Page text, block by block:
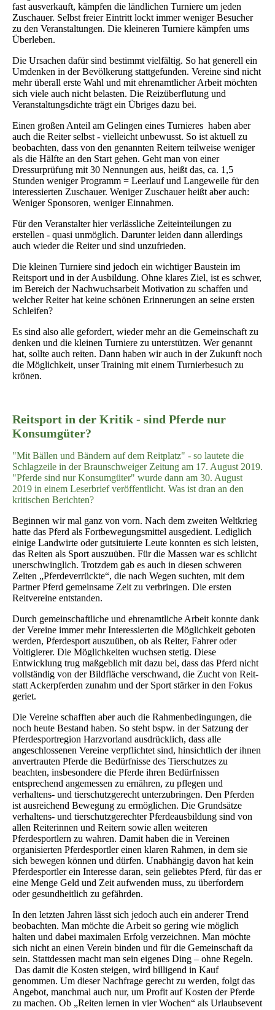
fast ausverkauft, kämpfen die ländlichen Turniere um jeden
Zuschauer. Selbst freier Eintritt lockt immer weniger Besucher
zu den Veranstaltungen. Die kleineren Turniere kämpfen ums
Überleben.
Die Ursachen dafür sind bestimmt vielfältig. So hat generell ein
Umdenken in der Bevölkerung stattgefunden. Vereine sind nicht
mehr überall erste Wahl und mit ehrenamtlicher Arbeit möchten
sich viele auch nicht belasten. Die Reizüberflutung und
Veranstaltungsdichte trägt ein Übriges dazu bei.
Einen großen Anteil am Gelingen eines Turnieres haben aber
auch die Reiter selbst - vielleicht unbewusst. So ist aktuell zu
beobachten, dass von den genannten Reitern teilweise weniger
als die Hälfte an den Start gehen. Geht man von einer
Dressurprüfung mit 30 Nennungen aus, heißt das, ca. 1,5
Stunden weniger Programm = Leerlauf und Langeweile für den
interessierten Zuschauer. Weniger Zuschauer heißt aber auch:
Weniger Sponsoren, weniger Einnahmen.
Für den Veranstalter hier verlässliche Zeiteinteilungen zu
erstellen - quasi unmöglich. Darunter leiden dann allerdings
auch wieder die Reiter und sind unzufrieden.
Die kleinen Turniere sind jedoch ein wichtiger Baustein im
Reitsport und in der Ausbildung. Ohne klares Ziel, ist es schwer,
im Bereich der Nachwuchsarbeit Motivation zu schaffen und
welcher Reiter hat keine schönen Erinnerungen an seine ersten
Schleifen?
Es sind also alle gefordert, wieder mehr an die Gemeinschaft zu
denken und die kleinen Turniere zu unterstützen. Wer genannt
hat, sollte auch reiten. Dann haben wir auch in der Zukunft noch
die Möglichkeit, unser Training mit einem Turnierbesuch zu
krönen.
Reitsport in der Kritik - sind Pferde nur
Konsumgüter?
"Mit Bällen und Bändern auf dem Reitplatz" - so lautete die
Schlagzeile in der Braunschweiger Zeitung am 17. August 2019.
"Pferde sind nur Konsumgüter" wurde dann am 30. August
2019 in einem Leserbrief veröffentlicht. Was ist dran an den
kritischen Berichten?
Beginnen wir mal ganz von vorn. Nach dem zweiten Weltkrieg
hatte das Pferd als Fortbewegungsmittel ausgedient. Lediglich
einige Landwirte oder gutsituierte Leute konnten es sich leisten,
das Reiten als Sport auszuüben. Für die Massen war es schlicht
unerschwinglich. Trotzdem gab es auch in diesen schweren
Zeiten „Pferdeverrückte“, die nach Wegen suchten, mit dem
Partner Pferd gemeinsame Zeit zu verbringen. Die ersten
Reitvereine entstanden.
Durch gemeinschaftliche und ehrenamtliche Arbeit konnte dank
der Vereine immer mehr Interessierten die Möglichkeit geboten
werden, Pferdesport auszuüben, ob als Reiter, Fahrer oder
Voltigierer. Die Möglichkeiten wuchsen stetig. Diese
Entwicklung trug maßgeblich mit dazu bei, dass das Pferd nicht
vollständig von der Bildfläche verschwand, die Zucht von Reit-
statt Ackerpferden zunahm und der Sport stärker in den Fokus
geriet.
Die Vereine schafften aber auch die Rahmenbedingungen, die
noch heute Bestand haben. So steht bspw. in der Satzung der
Pferdesportregion Harzvorland ausdrücklich, dass alle
angeschlossenen Vereine verpflichtet sind, hinsichtlich der ihnen
anvertrauten Pferde die Bedürfnisse des Tierschutzes zu
beachten, insbesondere die Pferde ihren Bedürfnissen
entsprechend angemessen zu ernähren, zu pflegen und
verhaltens- und tierschutzgerecht unterzubringen. Den Pferden
ist ausreichend Bewegung zu ermöglichen. Die Grundsätze
verhaltens- und tierschutzgerechter Pferdeausbildung sind von
allen Reiterinnen und Reitern sowie allen weiteren
Pferdesportlern zu wahren. Damit haben die in Vereinen
organisierten Pferdesportler einen klaren Rahmen, in dem sie
sich bewegen können und dürfen. Unabhängig davon hat kein
Pferdesportler ein Interesse daran, sein geliebtes Pferd, für das er
eine Menge Geld und Zeit aufwenden muss, zu überfordern
oder gesundheitlich zu gefährden.
In den letzten Jahren lässt sich jedoch auch ein anderer Trend
beobachten. Man möchte die Arbeit so gering wie möglich
halten und dabei maximalen Erfolg verzeichnen. Man möchte
sich nicht an einen Verein binden und für die Gemeinschaft da
sein. Stattdessen macht man sein eigenes Ding – ohne Regeln.
Das damit die Kosten steigen, wird billigend in Kauf
genommen. Um dieser Nachfrage gerecht zu werden, folgt das
Angebot, manchmal auch nur, um Profit auf Kosten der Pferde
zu machen. Ob „Reiten lernen in vier Wochen“ als Urlaubsevent